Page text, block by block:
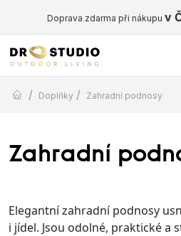
Doprava zdarma při nákupu v
/ Doplňky / Zahradní podnosy
Zahradní
Elegantní zahradní podnosy
i jídel. Jsou odolné, praktické a